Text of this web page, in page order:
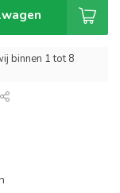
binnen 1 tot 8